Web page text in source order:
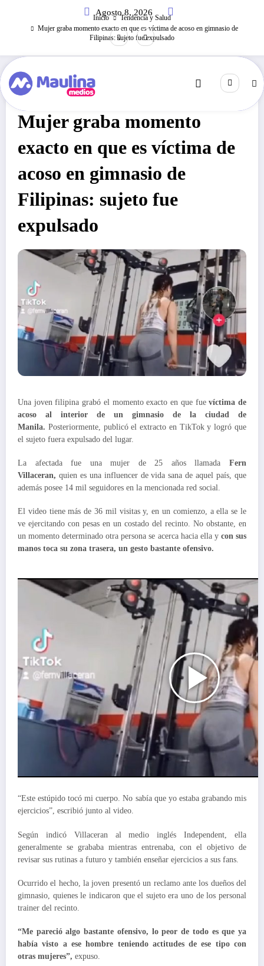
Agosto 8, 2026
Inicio
Tendencia y Salud
Mujer graba momento exacto en que es víctima de acoso en gimnasio de
Filipinas: sujeto fue expulsado
Tendencia Y Salud Visitas
Mujer graba momento
exacto en que es víctima de
acoso en gimnasio de
Filipinas: sujeto fue
expulsado
Una joven filipina grabó el momento exacto en que fuevíctima de
acoso al interior de un gimnasio de la ciudad de
Manila. Posteriormente, publicó el extracto en TikTok y logró que
el sujeto fuera expulsado del lugar.
La afectada fue una mujer de 25 años llamada Fern
Villaceran, quien es una influencer de vida sana de aquel país, que
además posee 14 mil seguidores en la mencionada red social.
El video tiene más de 36 mil visitas y, en un comienzo, a ella se le
ve ejercitando con pesas en un costado del recinto. No obstante, en
un momento determinado otra persona se acerca hacia ella ycon sus
manos toca su zona trasera, un gesto bastante ofensivo.
“Este estúpido tocó mi cuerpo. No sabía que yo estaba grabando mis
ejercicios”, escribió junto al video.
Según indicó Villaceran al medio inglés Independent, ella
generalmente se grababa mientras entrenaba, con el objetivo de
revisar sus rutinas a futuro y también enseñar ejercicios a sus fans.
Ocurrido el hecho, la joven presentó un reclamo ante los dueños del
gimnasio, quienes le indicaron que el sujeto era uno de los personal
trainer del recinto.
“Me pareció algo bastante ofensivo, lo peor de todo es que ya
había visto a ese hombre teniendo actitudes de ese tipo con
otras mujeres”, expuso.